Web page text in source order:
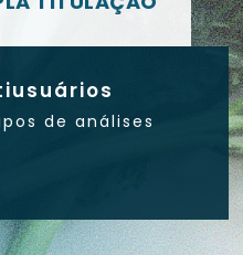
de análises